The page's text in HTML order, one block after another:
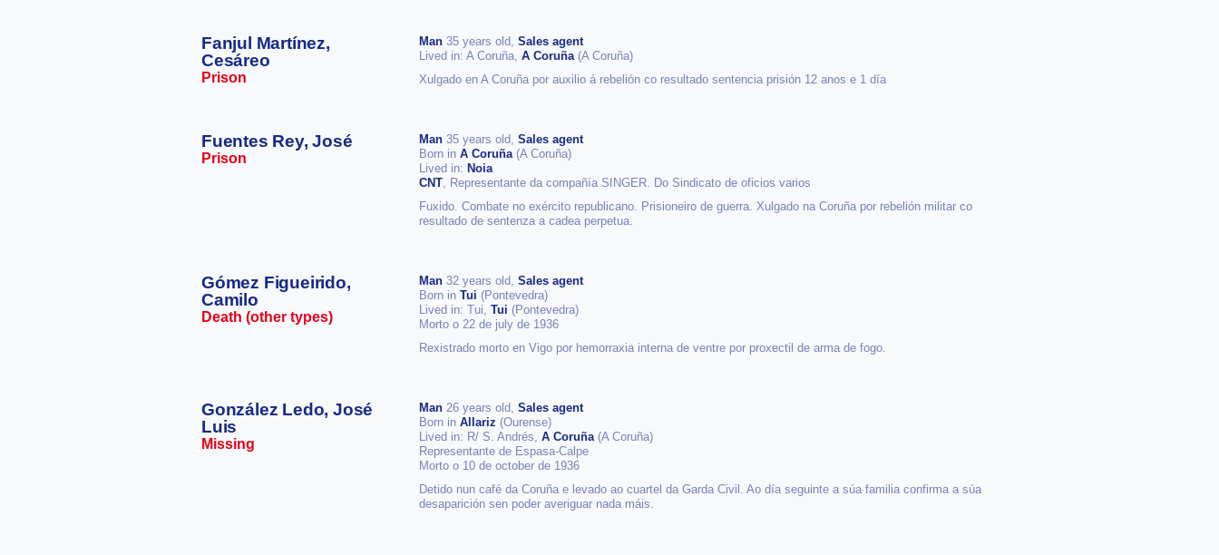
Fanjul Martínez,
Cesáreo
Prison
Man 35 years old, Sales agent
Lived in: A Coruña, A Coruña(A Coruña)
Xulgado en A Coruña por auxilio á rebelión co resultado sentencia prisión 12 anos e 1 día
Fuentes Rey, José
Prison
Man 35 years old, Sales agent
Born in A Coruña(A Coruña)
Lived in: Noia
CNT, Representante da compañía SINGER. Do Sindicato de oficios varios
Fuxido. Combate no exército republicano. Prisioneiro de guerra. Xulgado na Coruña por rebelión militar co
resultado de sentenza a cadea perpetua.
Gómez Figueirido,
Camilo
Death (other types)
Man 32 years old, Sales agent
Born in Tui (Pontevedra)
Lived in: Tui, Tui (Pontevedra)
Morto o 22 de july de 1936
Rexistrado morto en Vigo por hemorraxia interna de ventre por proxectil de arma de fogo.
González Ledo, José
Luis
Missing
Man 26 years old, Sales agent
Born in Allariz (Ourense)
Lived in: R/ S. Andrés, A Coruña(A Coruña)
Representante de Espasa-Calpe
Morto o 10 de october de 1936
Detido nun café da Coruña e levado ao cuartel da Garda Civil. Ao día seguinte a súa familia confirma a súa
desaparición sen poder averiguar nada máis.